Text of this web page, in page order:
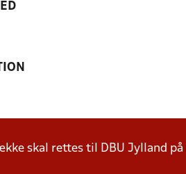
skal rettes til DBU Jylland på